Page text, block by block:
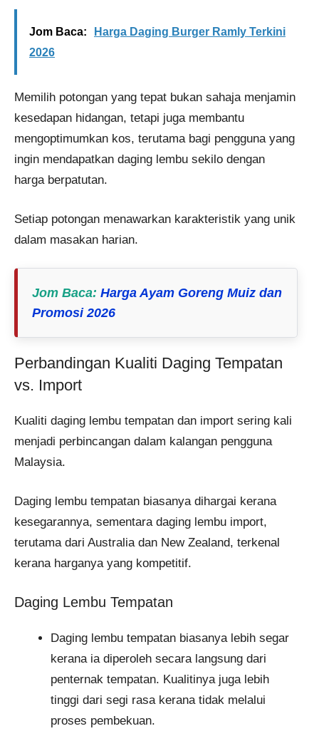
Jom Baca:
Harga Daging Burger Ramly Terkini
2026
Memilih potongan yang tepat bukan sahaja menjamin
kesedapan hidangan, tetapi juga membantu
mengoptimumkan kos, terutama bagi pengguna yang
ingin mendapatkan daging lembu sekilo dengan
harga berpatutan.
Setiap potongan menawarkan karakteristik yang unik
dalam masakan harian.
Jom Baca: Harga Ayam Goreng Muiz dan
Promosi 2026
Perbandingan Kualiti Daging Tempatan
vs. Import
Kualiti daging lembu tempatan dan import sering kali
menjadi perbincangan dalam kalangan pengguna
Malaysia.
Daging lembu tempatan biasanya dihargai kerana
kesegarannya, sementara daging lembu import,
terutama dari Australia dan New Zealand, terkenal
kerana harganya yang kompetitif.
Daging Lembu Tempatan
Daging lembu tempatan biasanya lebih segar
kerana ia diperoleh secara langsung dari
penternak tempatan. Kualitinya juga lebih
tinggi dari segi rasa kerana tidak melalui
proses pembekuan.